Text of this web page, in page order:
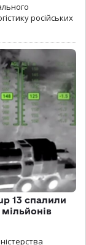
російських
13 спалили